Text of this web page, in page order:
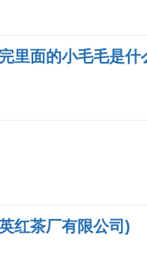
里面的小毛毛是什
红茶厂有限公司)